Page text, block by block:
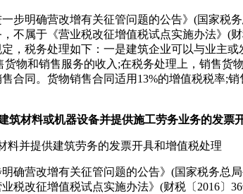
明确营改增有关征管问题的公告》(国家税务
不属于《营业税改征增值税试点实施办法》(
，税务处理如下：一是建筑企业可以与业主
物和销售服务的收入;在税务处理上，销售
合同。货物销售合同适用13%的增值税税率;
筑材料或机器设备并提供施工劳务业务的发票
并提供建筑劳务的发票开具和增值税处理
营改增有关征管问题的公告》(国家税务总局
税改征增值税试点实施办法》(财税〔2016